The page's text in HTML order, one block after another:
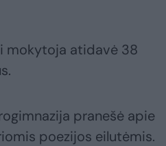
mokytoja atidavė 38
pranešė apie
poezijos eilutėmis.